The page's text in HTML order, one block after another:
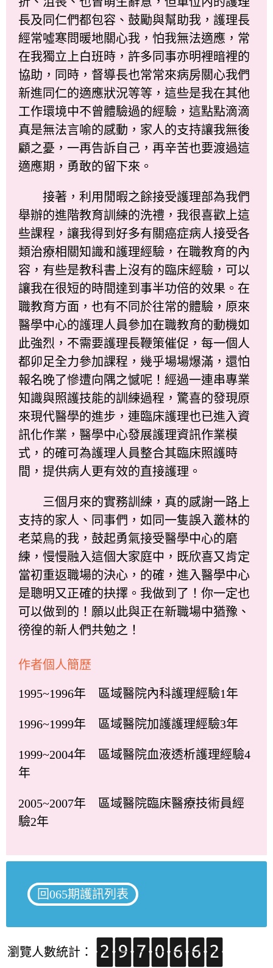
長及同仁們都包容、鼓勵與幫助我，護理長
經常噓寒問暖地關心我，怕我無法適應，常
在我獨立上白班時，許多同事亦明裡暗裡的
協助，同時，督導長也常常來病房關心我們
新進同仁的適應狀況等等，這些是我在其他
工作環境中不曾體驗過的經驗，這點點滴滴
真是無法言喻的感動，家人的支持讓我無後
顧之憂，一再告訴自己，再辛苦也要渡過這
適應期，勇敢的留下來。
接著，利用閒暇之餘接受護理部為我們
舉辦的進階教育訓練的洗禮，我很喜歡上這
些課程，讓我得到好多有關癌症病人接受各
類治療相關知識和護理經驗，在職教育的內
容，有些是教科書上沒有的臨床經驗，可以
讓我在很短的時間達到事半功倍的效果。在
職教育方面，也有不同於往常的體驗，原來
醫學中心的護理人員參加在職教育的動機如
此強烈，不需要護理長鞭策催促，每一個人
都卯足全力參加課程，幾乎場場爆滿，還怕
報名晚了慘遭向隅之憾呢！經過一連串專業
知識與照護技能的訓練過程，驚喜的發現原
來現代醫學的進步，連臨床護理也已進入資
訊化作業，醫學中心發展護理資訊作業模
式，的確可為護理人員整合其臨床照護時
間，提供病人更有效的直接護理。
三個月來的實務訓練，真的感謝一路上
支持的家人、同事們，如同一隻誤入叢林的
老菜鳥的我，鼓起勇氣接受醫學中心的磨
練，慢慢融入這個大家庭中，既欣喜又肯定
當初重返職場的決心，的確，進入醫學中心
是聰明又正確的抉擇。我做到了！你一定也
可以做到的！願以此與正在新職場中猶豫、
徬徨的新人們共勉之！
作者個人簡歷
1995~1996年 區域醫院內科護理經驗1年
1996~1999年 區域醫院加護護理經驗3年
1999~2004年 區域醫院血液透析護理經驗4
年
2005~2007年 區域醫院臨床醫療技術員經
驗2年
回065期護訊列表
瀏覽人數統計：